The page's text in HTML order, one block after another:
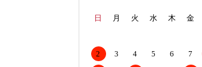
日 月 火 水 木 金
2 3 4 5 6 7